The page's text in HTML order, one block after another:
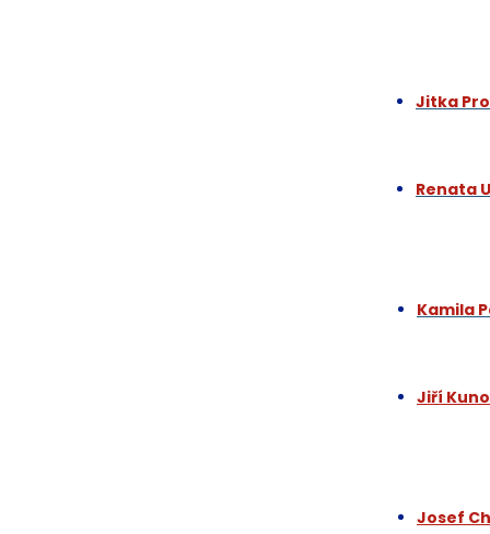
Jitka
Renata
Kamila
Jiří
Josef